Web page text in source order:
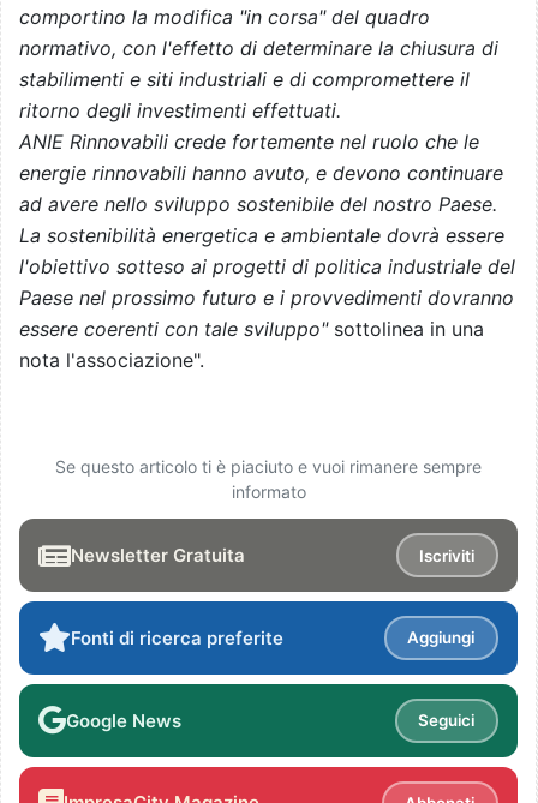
comportino la modifica "in corsa" del quadro
normativo, con l'effetto di determinare la chiusura di
stabilimenti e siti industriali e di compromettere il
ritorno degli investimenti effettuati.
ANIE Rinnovabili crede fortemente nel ruolo che le
energie rinnovabili hanno avuto, e devono continuare
ad avere nello sviluppo sostenibile del nostro Paese.
La sostenibilità energetica e ambientale dovrà essere
l'obiettivo sotteso ai progetti di politica industriale del
Paese nel prossimo futuro e i provvedimenti dovranno
essere coerenti con tale sviluppo"sottolinea in una
nota l'associazione".
Se questo articolo ti è piaciuto e vuoi rimanere sempre
informato
Newsletter Gratuita Iscriviti
Fonti di ricerca preferite Aggiungi
Google News Seguici